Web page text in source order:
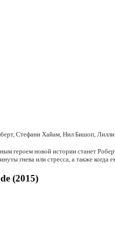
Стефани Хайам, Нил Бишоп,
героем новой истории станет
гнева или стресса, а также
(2015)